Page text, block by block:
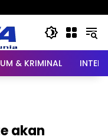
& KRIMINAL
akan